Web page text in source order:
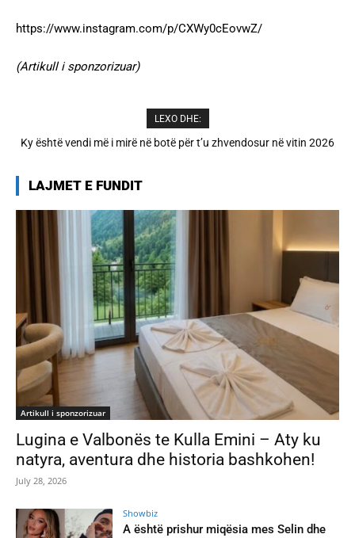
https://www.instagram.com/p/CXWy0cEovwZ/
(Artikull i sponzorizuar)
LEXO DHE:
A është prishur miqësia mes Selin dhe Kristit? Veprimi i fundit i ish-
LAJMET E FUNDIT
Artikull i sponzorizuar
Lugina e Valbonës te Kulla Emini – Aty ku
natyra, aventura dhe historia bashkohen!
July 28, 2026
Showbiz
A është prishur miqësia mes Selin dhe